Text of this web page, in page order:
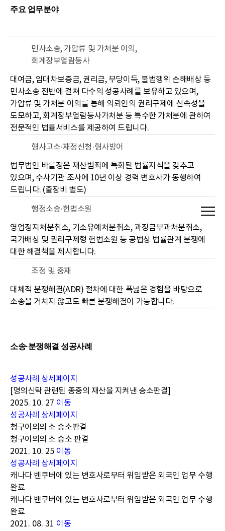
주요 업무분야
민사소송, 가압류 및 가처분 이의,
회계장부열람등사
대여금, 임대차보증금, 권리금, 부당이득, 불법행위 손해배상 등
민사소송 전반에 걸쳐 다수의 성공사례를 보유하고 있으며,
가압류 및 가처분 이의를 통해 의뢰인의 권리구제에 신속성을
도모하고, 회계장부열람등사가처분 등 특수한 가처분에 관하여
전문적인 법률서비스를 제공하여 드립니다.
형사고소·재정신청·형사방어
법무법인 바를정은 재산범죄에 특화된 법률지식을 갖추고
있으며, 수사기관 조사에 10년 이상 경력 변호사가 동행하여
드립니다. (출장비 별도)
행정소송·헌법소원
영업정지처분취소, 기소유예처분취소, 과징금부과처분취소,
국가배상 및 권리구제형 헌법소원 등 공법상 법률관계 분쟁에
대한 해결책을 제시합니다.
조정 및 중재
대체적 분쟁해결(ADR) 절차에 대한 폭넓은 경험을 바탕으로
소송을 거치지 않고도 빠른 분쟁해결이 가능합니다.
소송·분쟁해결성공사례
성공사례 상세페이지
[명의신탁 관련된 종중의 재산을 지켜낸 승소판결]
2025. 10. 27 이동
성공사례 상세페이지
청구이의의 소 승소판결
청구이의의 소 승소 판결
2021. 10. 25 이동
성공사례 상세페이지
캐나다 벤쿠버에 있는 변호사로부터 위임받은 외국인 업무 수행
완료
캐나다 밴쿠버에 있는 변호사로부터 위임받은 외국인 업무 수행
완료
2021. 08. 31 이동